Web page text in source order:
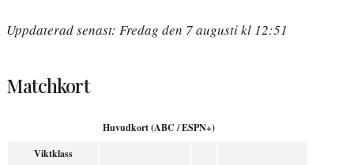
Uppdaterad senast: Fredag den 7 augusti kl 12:51
Matchkort
Huvudkort (ABC / ESPN+)
Viktklass